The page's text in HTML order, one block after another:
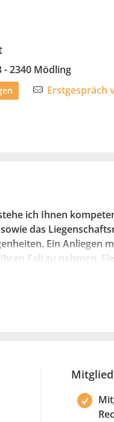
- 2340 Mödling
Erstgespräch
ich Ihnen
das
Ein Anliegen
Fall zu nehmen.